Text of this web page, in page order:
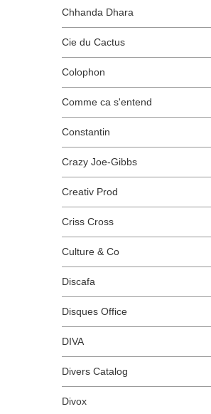
Chhanda Dhara
Cie du Cactus
Colophon
Comme ca s'entend
Constantin
Crazy Joe-Gibbs
Creativ Prod
Criss Cross
Culture & Co
Discafa
Disques Office
DIVA
Divers Catalog
Divox